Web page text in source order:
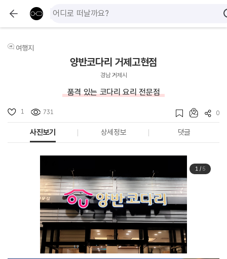
여행지
양반코다리 거제고현점
경남 거제시
품격 있는 코다리 요리 전문점
1 731 0
사진보기 상세정보 댓글
1/ 5